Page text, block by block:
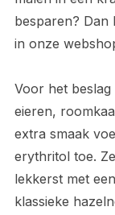
besparen? Dan
in onze
Voor het
eieren,
extra smaak
erythritol toe.
lekkerst met
klassieke